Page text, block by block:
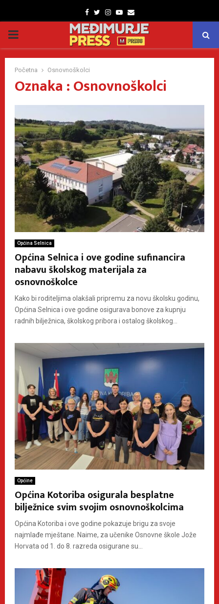
Facebook
TwitterInstagram
Youtube
Email
PRIMARY
MENU
Početna Osnovnoškolci
Oznaka : Osnovnoškolci
Općina Selnica
Općina Selnica i ove godine sufinancira
nabavu školskog materijala za
osnovnoškolce
Kako bi roditeljima olakšali pripremu za novu školsku godinu,
Općina Selnica i ove godine osigurava bonove za kupnju
radnih bilježnica, školskog pribora i ostalog školskog...
Općine
Općina Kotoriba osigurala besplatne
bilježnice svim svojim osnovnoškolcima
Općina Kotoriba i ove godine pokazuje brigu za svoje
najmlađe mještane. Naime, za učenike Osnovne škole Jože
Horvata od 1. do 8. razreda osigurane su...